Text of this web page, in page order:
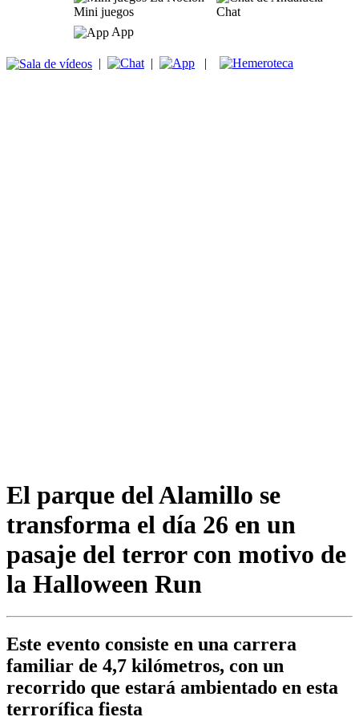
Mini juegos
Chat
App
| | |
El parque del Alamillo se
transforma el día 26 en un
pasaje del terror con motivo de
la Halloween Run
Este evento consiste en una carrera
familiar de 4,7 kilómetros, con un
recorrido que estará ambientado en esta
terrorífica fiesta